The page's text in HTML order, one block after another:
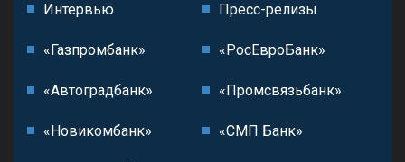
Интервью Пресс-релизы
«Газпромбанк» «РосЕвроБанк»
«Автоградбанк» «Промсвязьбанк»
«Новикомбанк» «СМП Банк»